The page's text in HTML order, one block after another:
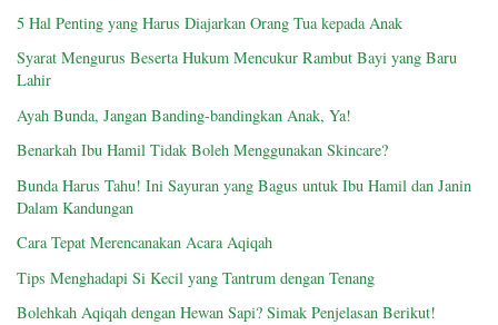
5 Hal Penting yang Harus Diajarkan Orang Tua kepada Anak
Syarat Mengurus Beserta Hukum Mencukur Rambut Bayi yang Baru
Lahir
Ayah Bunda, Jangan Banding-bandingkan Anak, Ya!
Benarkah Ibu Hamil Tidak Boleh Menggunakan Skincare?
Bunda Harus Tahu! Ini Sayuran yang Bagus untuk Ibu Hamil dan Janin
Dalam Kandungan
Cara Tepat Merencanakan Acara Aqiqah
Tips Menghadapi Si Kecil yang Tantrum dengan Tenang
Bolehkah Aqiqah dengan Hewan Sapi? Simak Penjelasan Berikut!